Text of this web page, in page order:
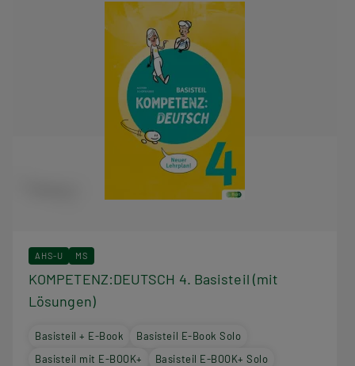
AHS-U MS
KOMPETENZ:DEUTSCH 4. Basisteil (mit
Lösungen)
Basisteil + E-Book
Basisteil E-Book Solo
Basisteil mit E-BOOK+
Basisteil E-BOOK+ Solo